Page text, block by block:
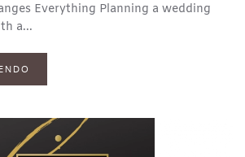
Everything Planning a wedding
a...